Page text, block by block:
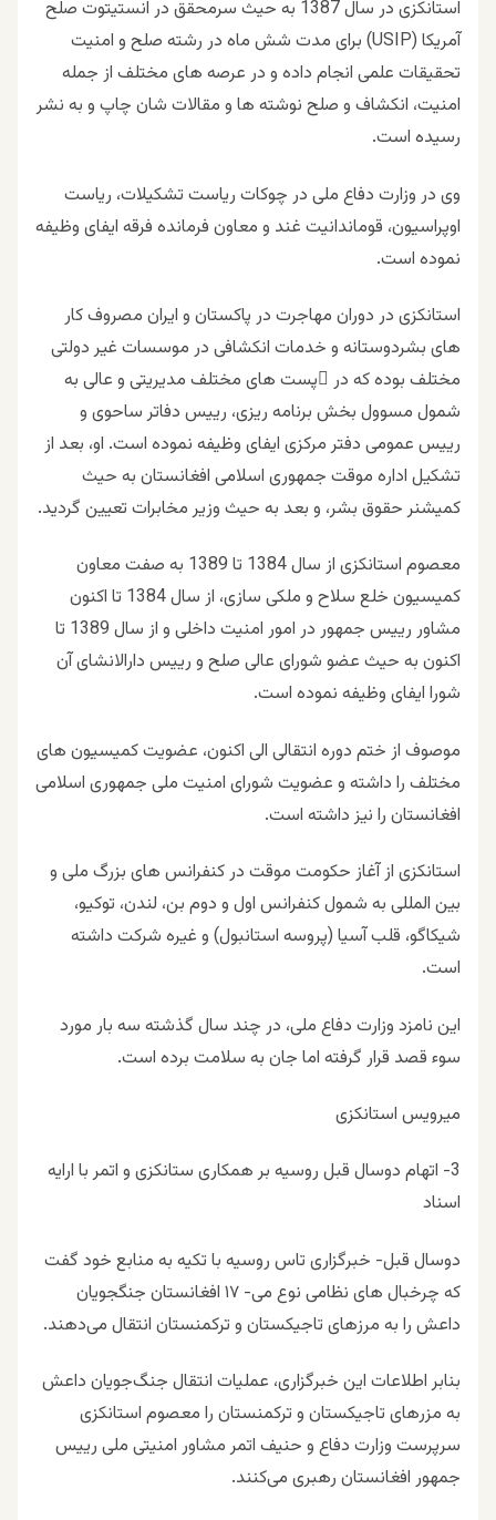
استانکزی در سال 1387 به حیث سرمحقق در انستیتوت صلح
آمریکا (USIP) برای مدت شش ماه در رشته صلح و امنیت
تحقیقات علمی انجام داده و در عرصه های مختلف از جمله
امنیت، انکشاف و صلح نوشته ها و مقالات شان چاپ و به نشر
رسیده است.
وى در وزارت دفاع ملی در چوکات ریاست تشکیلات، ریاست
اوپراسیون، قوماندانیت غند و معاون فرمانده فرقه ایفای وظیفه
نموده است.
استانکزی در دوران مهاجرت در پاکستان و ایران مصروف کار
های بشردوستانه و خدمات انکشافی در موسسات غیر دولتی
مختلف بوده که در ُپست های مختلف مدیریتی و عالی به
شمول مسوول بخش برنامه ریزی، ريیس دفاتر ساحوی و
ريیس عمومی دفتر مرکزی ایفای وظیفه نموده است. او، بعد از
تشکیل اداره موقت جمهوری اسلامی افغانستان به حیث
کمیشنر حقوق بشر، و بعد به حیث وزیر مخابرات تعیین گردید.
معصوم استانکزی از سال 1384 تا 1389 به صفت معاون
کمیسیون خلع سلاح و ملکی سازی، از سال 1384 تا اکنون
مشاور ريیس جمهور در امور امنیت داخلی و از سال 1389 تا
اکنون به حیث عضو شورای عالی صلح و ريیس دارالانشاى آن
شورا ایفای وظیفه نموده است.
موصوف از ختم دوره انتقالی الی اکنون، عضویت کمیسیون های
مختلف را داشته و عضویت شورای امنیت ملی جمهوری اسلامی
افغانستان را نیز داشته است.
استانکزی از آغاز حکومت موقت در کنفرانس های بزرگ ملی و
بین المللی به شمول کنفرانس اول و دوم بن، لندن، توکیو،
شیکاگو، قلب آسیا (پروسه استانبول) و غیره شرکت داشته
است.
اين نامزد وزارت دفاع ملى، در چند سال گذشته سه بار مورد
سوء قصد قرار گرفته اما جان به سلامت برده است.
میرویس استانکزی
3- اتهام دوسال قبل روسیه بر همکاری ستانکزی و اتمر با ارایه
اسناد
دوسال قبل- خبرگزاری تاس روسیه با تکیه به منابع خود گفت
که چرخبال های نظامی نوع می- ۱۷ افغانستان جنگجویان
داعش را به مرزهای تاجیکستان و ترکمنستان انتقال می‌دهند.
بنابر اطلاعات این خبرگزاری، عملیات انتقال جنگ‌جویان داعش
به‌ مزرهای تاجیکستان و ترکمنستان را معصوم استانکزی
سرپرست وزارت دفاع و حنیف اتمر مشاور امنیتی ملی رییس
جمهور افغانستان رهبری می‌کنند.